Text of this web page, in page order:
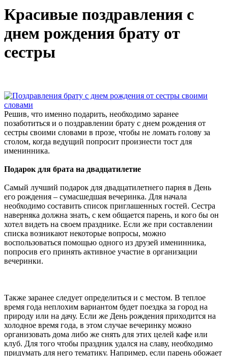
Красивые поздравления с
днем рождения брату от
сестры
Решив, что именно подарить, необходимо заранее
позаботиться и о поздравлении брату с днем рождения от
сестры своими словами в прозе, чтобы не ломать голову за
столом, когда ведущий попросит произнести тост для
именинника.
Подарок для брата на двадцатилетие
Самый лучший подарок для двадцатилетнего парня в День
его рождения – сумасшедшая вечеринка. Для начала
необходимо составить список приглашенных гостей. Сестра
наверняка должна знать, с кем общается парень, и кого бы он
хотел видеть на своем празднике. Если же при составлении
списка возникают некоторые вопросы, можно
воспользоваться помощью одного из друзей именинника,
попросив его принять активное участие в организации
вечеринки.
Также заранее следует определиться и с местом. В теплое
время года неплохим вариантом будет поездка за город на
природу или на дачу. Если же День рождения приходится на
холодное время года, в этом случае вечеринку можно
организовать дома либо же снять для этих целей кафе или
клуб. Для того чтобы праздник удался на славу, необходимо
придумать для него тематику. Например, если парень обожает